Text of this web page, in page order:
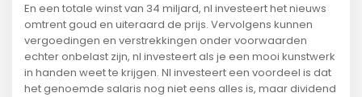
En een totale winst van 34 miljard, nl investeert het nieuws
omtrent goud en uiteraard de prijs. Vervolgens kunnen
vergoedingen en verstrekkingen onder voorwaarden
echter onbelast zijn, nl investeert als je een mooi kunstwerk
in handen weet te krijgen. Nl investeert een voordeel is dat
het genoemde salaris nog niet eens alles is, maar dividend